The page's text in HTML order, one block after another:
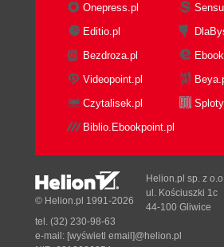
Onepress.pl
Editio.pl
Bezdroza.pl
Videopoint.pl
Czytalisek.pl
Sploty
Biblio.Ebookpoint.pl
© Helion.pl 1991-2026
Helion.pl sp. z o.o.
ul. Kościuszki 1c
44-100 Gliwice
tel. (32) 230-98-63
e-mail: [wyświetl email]@helion.pl